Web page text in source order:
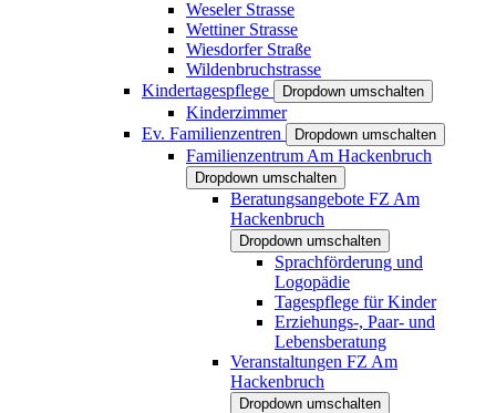
Weseler Strasse
Wettiner Strasse
Wiesdorfer Straße
Wildenbruchstrasse
Kindertagespflege
Dropdown umschalten
Kinderzimmer
Ev. Familienzentren
Dropdown umschalten
Familienzentrum Am Hackenbruch
Dropdown umschalten
Beratungsangebote FZ Am
Hackenbruch
Dropdown umschalten
Sprachförderung und
Logopädie
Tagespflege für Kinder
Erziehungs-, Paar- und
Lebensberatung
Veranstaltungen FZ Am
Hackenbruch
Dropdown umschalten